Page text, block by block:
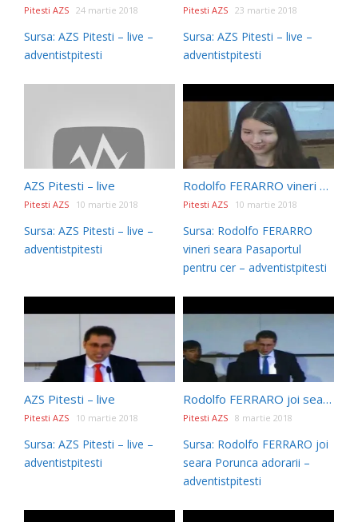
Pitesti AZS 24 martie 2018
Sursa: AZS Pitesti – live –
adventistpitesti
Pitesti AZS 23 martie 2018
Sursa: AZS Pitesti – live –
adventistpitesti
AZS Pitesti – live
Pitesti AZS 10 martie 2018
Sursa: AZS Pitesti – live –
adventistpitesti
Rodolfo FERARRO vineri seara Pasaportul pentru cer
Pitesti AZS 10 martie 2018
Sursa: Rodolfo FERARRO
vineri seara Pasaportul
pentru cer – adventistpitesti
AZS Pitesti – live
Pitesti AZS 10 martie 2018
Sursa: AZS Pitesti – live –
adventistpitesti
Rodolfo FERRARO joi seara Porunca adorarii
Pitesti AZS 8 martie 2018
Sursa: Rodolfo FERRARO joi
seara Porunca adorarii –
adventistpitesti